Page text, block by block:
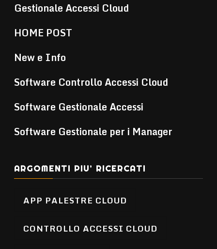
Gestionale Accessi Cloud
HOME POST
New e Info
Software Controllo Accessi Cloud
Software Gestionale Accessi
Software Gestionale per i Manager
ARGOMENTI PIU’ RICERCATI
APP PALESTRE CLOUD
CONTROLLO ACCESSI CLOUD